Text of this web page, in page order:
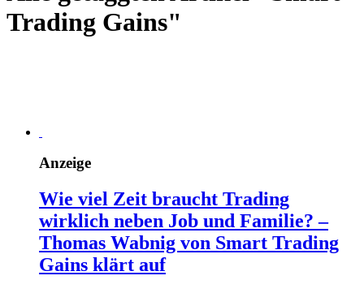
Trading Gains"
Anzeige
Wie viel Zeit braucht Trading
wirklich neben Job und Familie? –
Thomas Wabnig von Smart Trading
Gains klärt auf